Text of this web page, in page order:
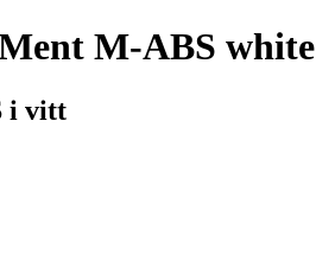
M-ABS white
i vitt